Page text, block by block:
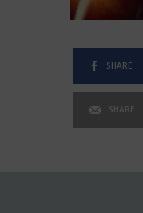
SHARE
SHARE